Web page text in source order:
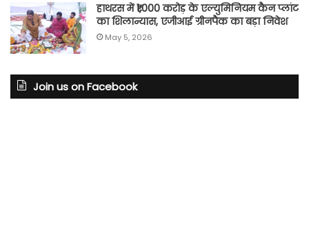
हाथरस में ₹1,000 करोड़ के एल्युमिनियम कैन प्लांट
का शिलान्यास, एजीआई ग्रीनपैक का बड़ा निवेश
May 5, 2026
Join us on Facebook